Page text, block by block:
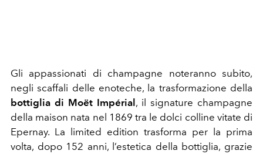
Gli appassionati di champagne noteranno subito,
negli scaffali delle enoteche, la trasformazione della
bottiglia di Moët Impérial, il signature champagne
della maison nata nel 1869 tra le dolci colline vitate di
Epernay. La limited edition trasforma per la prima
volta, dopo 152 anni, l’estetica della bottiglia, grazie